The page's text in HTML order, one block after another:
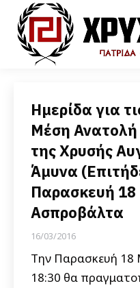
Ημερίδα για
Μέση
της Χρυσής
Άμυνα
Παρασκευή 18
Ασπροβάλτα
16/03/2016
Την Παρασκευή 18
18:30 θα